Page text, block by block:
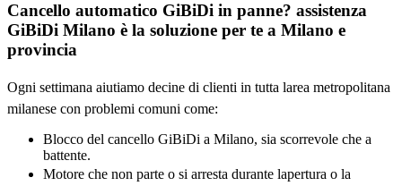
Cancello automatico GiBiDi in panne? assistenza
GiBiDi Milano è la soluzione per te a Milano e
provincia
Ogni settimana aiutiamo decine di clienti in tutta larea metropolitana
milanese con problemi comuni come:
Blocco del cancello GiBiDi a Milano, sia scorrevole che a
battente.
Motore che non parte o si arresta durante lapertura o la